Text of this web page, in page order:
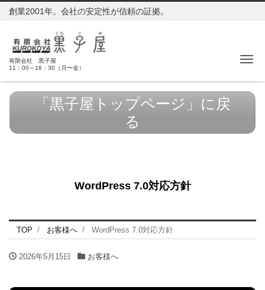
創業2001年。会社の安定性が信頼の証拠。
有限会社 黒子屋
11：00～16：30（月〜金）
「黒子屋トップページ」に戻
る
WordPress 7.0対応方針
TOP お客様へ WordPress 7.0対応方針
2026年5月15日 お客様へ